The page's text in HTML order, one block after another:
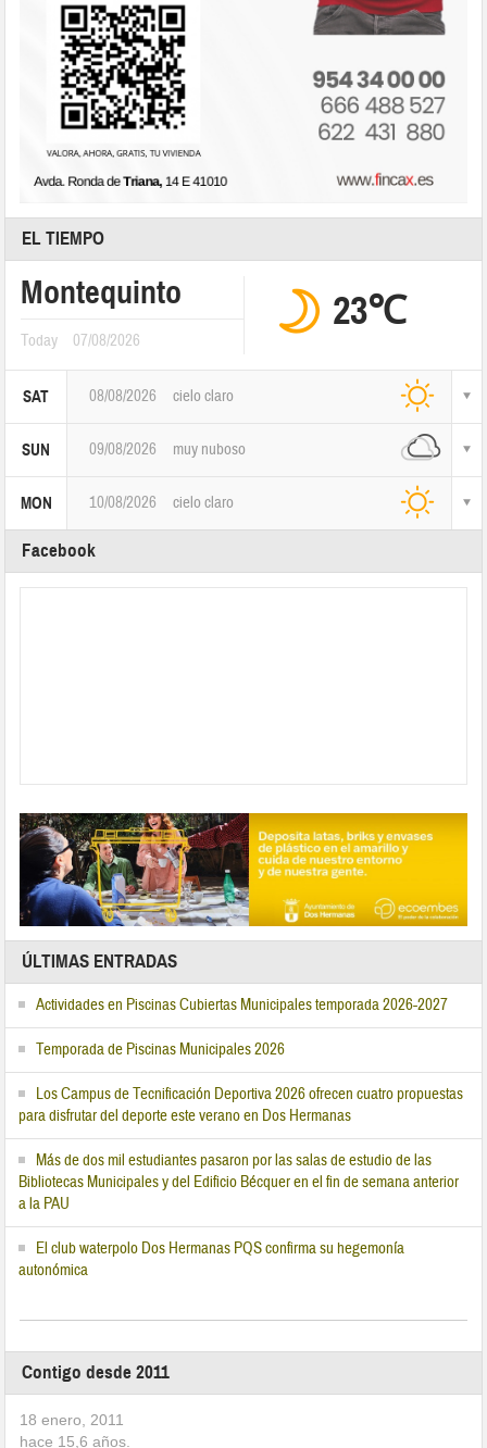
EL TIEMPO
Montequinto
Today 07/08/2026
23℃
SAT 08/08/2026 cielo claro
SUN 09/08/2026 muy nuboso
MON 10/08/2026 cielo claro
Facebook
ÚLTIMAS ENTRADAS
Actividades en Piscinas Cubiertas Municipales temporada 2026-2027
Temporada de Piscinas Municipales 2026
Los Campus de Tecnificación Deportiva 2026 ofrecen cuatro propuestas
para disfrutar del deporte este verano en Dos Hermanas
Más de dos mil estudiantes pasaron por las salas de estudio de las
Bibliotecas Municipales y del Edificio Bécquer en el fin de semana anterior
a la PAU
El club waterpolo Dos Hermanas PQS confirma su hegemonía
autonómica
Contigo desde 2011
18 enero, 2011
hace 15,6 años.